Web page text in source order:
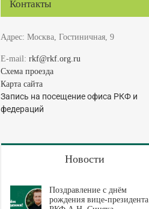
Контакты
Адрес: Москва, Гостиничная, 9
E-mail:rkf@rkf.org.ru
Схема проезда
Карта сайта
Запись на посещение офиса РКФ и
федераций
Новости
Поздравление с днём
рождения вице-президента